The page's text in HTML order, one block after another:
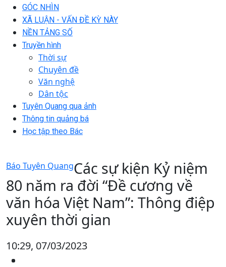
GÓC NHÌN
XÃ LUẬN - VẤN ĐỀ KỲ NÀY
NỀN TẢNG SỐ
Truyền hình
Thời sự
Chuyên đề
Văn nghệ
Dân tộc
Tuyên Quang qua ảnh
Thông tin quảng bá
Học tập theo Bác
Báo Tuyên QuangCác sự kiện Kỷ niệm
80 năm ra đời “Đề cương về
văn hóa Việt Nam”: Thông điệp
xuyên thời gian
10:29, 07/03/2023